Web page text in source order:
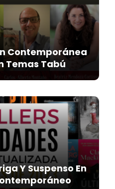
Contemporánea
Temas Tabú
Y Suspenso En